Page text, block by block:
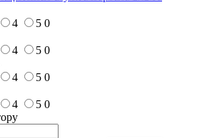
4 5 0
4 5 0
4 5 0
4 5 0